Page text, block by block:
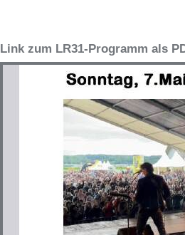
Link zum LR31-Programm als